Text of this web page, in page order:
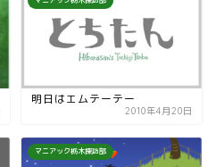
明日はエムテーテー
2010年4月20日
マニアック栃木探訪部